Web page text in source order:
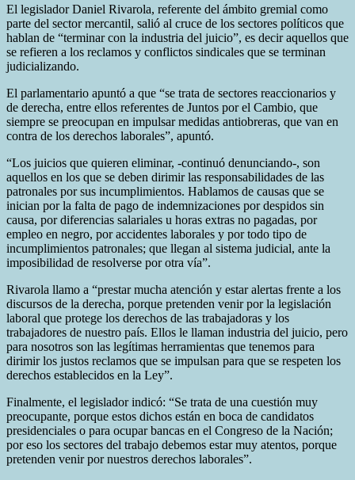
El legislador Daniel Rivarola, referente del ámbito gremial como
parte del sector mercantil, salió al cruce de los sectores políticos que
hablan de “terminar con la industria del juicio”, es decir aquellos que
se refieren a los reclamos y conflictos sindicales que se terminan
judicializando.
El parlamentario apuntó a que “se trata de sectores reaccionarios y
de derecha, entre ellos referentes de Juntos por el Cambio, que
siempre se preocupan en impulsar medidas antiobreras, que van en
contra de los derechos laborales”, apuntó.
“Los juicios que quieren eliminar, -continuó denunciando-, son
aquellos en los que se deben dirimir las responsabilidades de las
patronales por sus incumplimientos. Hablamos de causas que se
inician por la falta de pago de indemnizaciones por despidos sin
causa, por diferencias salariales u horas extras no pagadas, por
empleo en negro, por accidentes laborales y por todo tipo de
incumplimientos patronales; que llegan al sistema judicial, ante la
imposibilidad de resolverse por otra vía”.
Rivarola llamo a “prestar mucha atención y estar alertas frente a los
discursos de la derecha, porque pretenden venir por la legislación
laboral que protege los derechos de las trabajadoras y los
trabajadores de nuestro país. Ellos le llaman industria del juicio, pero
para nosotros son las legítimas herramientas que tenemos para
dirimir los justos reclamos que se impulsan para que se respeten los
derechos establecidos en la Ley”.
Finalmente, el legislador indicó: “Se trata de una cuestión muy
preocupante, porque estos dichos están en boca de candidatos
presidenciales o para ocupar bancas en el Congreso de la Nación;
por eso los sectores del trabajo debemos estar muy atentos, porque
pretenden venir por nuestros derechos laborales”.